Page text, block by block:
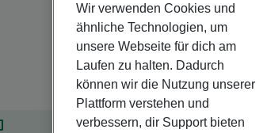
Wir verwenden Cookies und
ähnliche Technologien, um
unsere Webseite für dich am
Laufen zu halten. Dadurch
können wir die Nutzung unserer
Plattform verstehen und
verbessern, dir Support bieten